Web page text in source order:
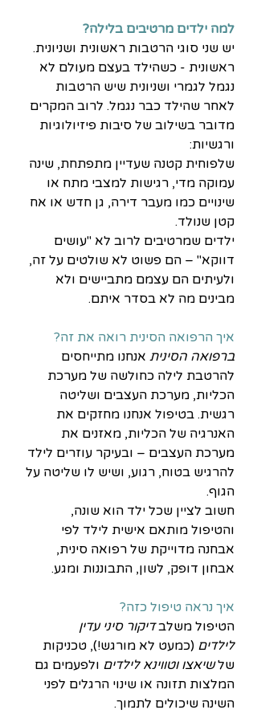
למה ילדים מרטיבים בלילה?
יש שני סוגי הרטבות ראשונית ושניונית.
ראשונית - כשהילד בעצם מעולם לא
נגמל לגמרי ושניונית שיש הרטבות
לאחר שהילד כבר נגמל. לרוב המקרים
מדובר בשילוב של סיבות פיזיולוגיות
ורגשיות:
שלפוחית קטנה שעדיין מתפתחת, שינה
עמוקה מדי, רגישות למצבי מתח או
שינויים כמו מעבר דירה, גן חדש או אח
קטן שנולד.
ילדים שמרטיבים לרוב לא "עושים
דווקא" – הם פשוט לא שולטים על זה,
ולעיתים הם עצמם מתביישים ולא
מבינים מה לא בסדר איתם.
איך הרפואה הסינית רואה את זה?
ברפואה הסינית אנחנו מתייחסים
להרטבת לילה כחולשה של מערכת
הכליות, מערכת העצבים ושליטה
רגשית. בטיפול אנחנו מחזקים את
האנרגיה של הכליות, מאזנים את
מערכת העצבים – ובעיקר עוזרים לילד
להרגיש בטוח, רגוע, ושיש לו שליטה על
הגוף.
חשוב לציין שכל ילד הוא שונה,
והטיפול מותאם אישית לילד לפי
אבחנה מדוייקת של רפואה סינית,
אבחון דופק, לשון, התבוננות ומגע.
איך נראה טיפול כזה?
הטיפול משלב דיקור סיני עדין
לילדים (כמעט לא מורגש!), טכניקות
של שיאצו וטווינא לילדים ולפעמים גם
המלצות תזונה או שינוי הרגלים לפני
השינה שיכולים לתמוך.